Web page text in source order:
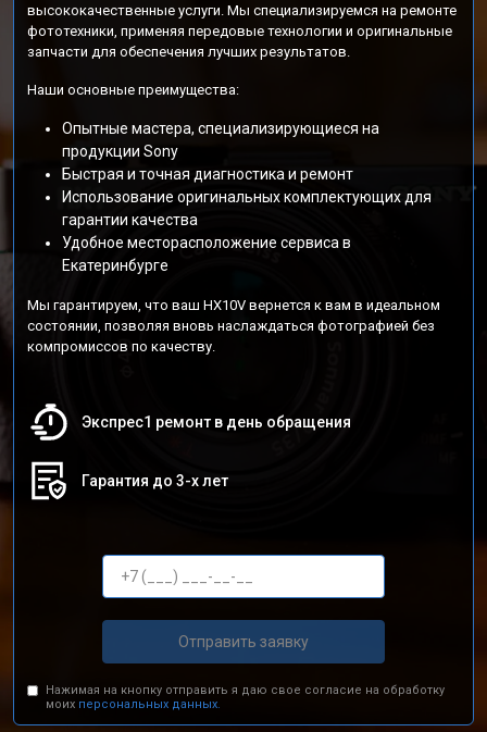
высококачественные услуги. Мы специализируемся на ремонте
фототехники, применяя передовые технологии и оригинальные
запчасти для обеспечения лучших результатов.
Наши основные преимущества:
Опытные мастера, специализирующиеся на
продукции Sony
Быстрая и точная диагностика и ремонт
Использование оригинальных комплектующих для
гарантии качества
Удобное месторасположение сервиса в
Екатеринбурге
Мы гарантируем, что ваш HX10V вернется к вам в идеальном
состоянии, позволяя вновь наслаждаться фотографией без
компромиссов по качеству.
Экспрес1 ремонт в день обращения
Гарантия до 3-х лет
Отправить заявку
Нажимая на кнопку отправить я даю свое согласие на обработку
моих персональных данных.